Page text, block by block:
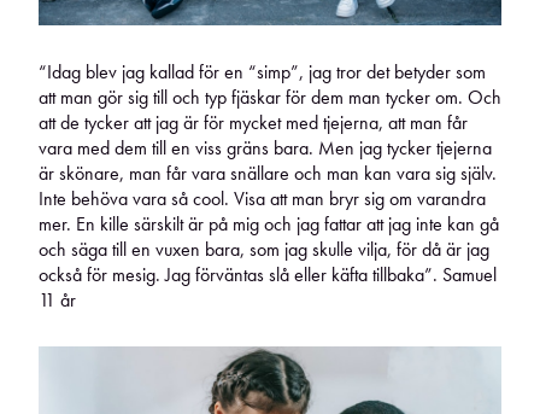
“Idag blev jag kallad för en “simp”, jag tror det betyder som
att man gör sig till och typ fjäskar för dem man tycker om. Och
att de tycker att jag är för mycket med tjejerna, att man får
vara med dem till en viss gräns bara. Men jag tycker tjejerna
är skönare, man får vara snällare och man kan vara sig själv.
Inte behöva vara så cool. Visa att man bryr sig om varandra
mer. En kille särskilt är på mig och jag fattar att jag inte kan gå
och säga till en vuxen bara, som jag skulle vilja, för då är jag
också för mesig. Jag förväntas slå eller käfta tillbaka”. Samuel
11 år